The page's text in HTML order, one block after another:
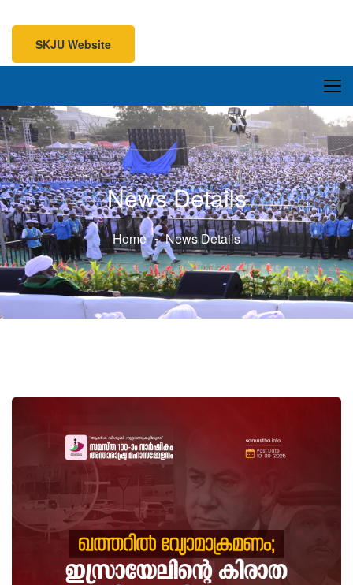
SKJU Website
SKJU Website
News Details
Home News Details